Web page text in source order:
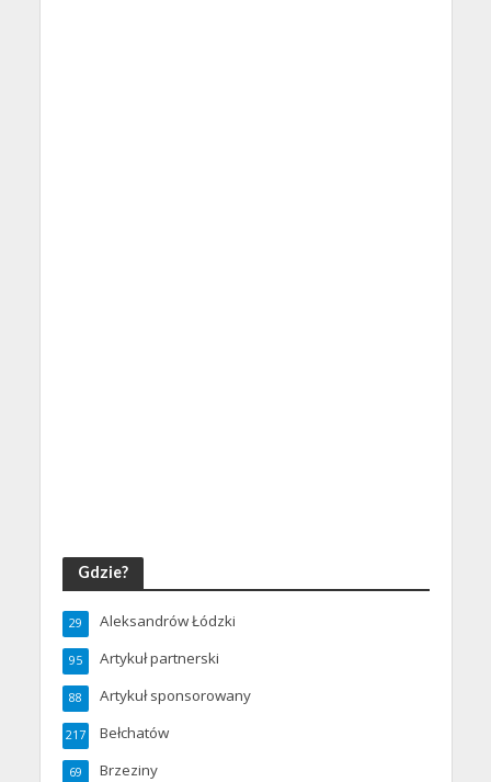
Gdzie?
Aleksandrów Łódzki
29
Artykuł partnerski
95
Artykuł sponsorowany
88
Bełchatów
217
Brzeziny
69